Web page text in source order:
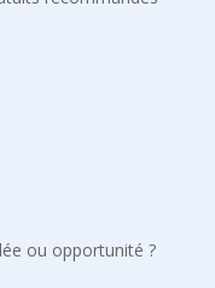
ou opportunité ?